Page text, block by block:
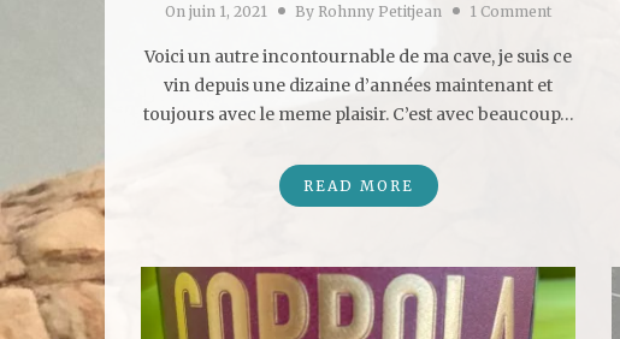
On juin 1, 2021 By Rohnny Petitjean 1 Comment
Voici un autre incontournable de ma cave, je suis ce
vin depuis une dizaine d’années maintenant et
toujours avec le meme plaisir. C’est avec beaucoup…
READ MORE